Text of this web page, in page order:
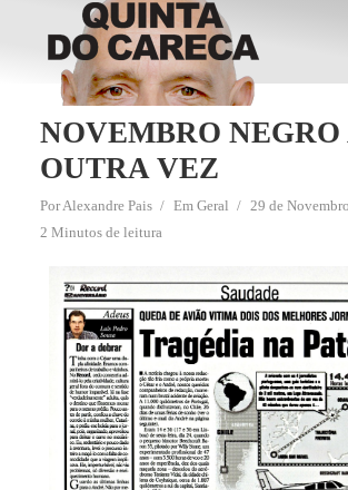
NOVEMBRO NEGRO
OUTRA VEZ
PorAlexandre Pais Em Geral
29 de
2 Minutos de leitura